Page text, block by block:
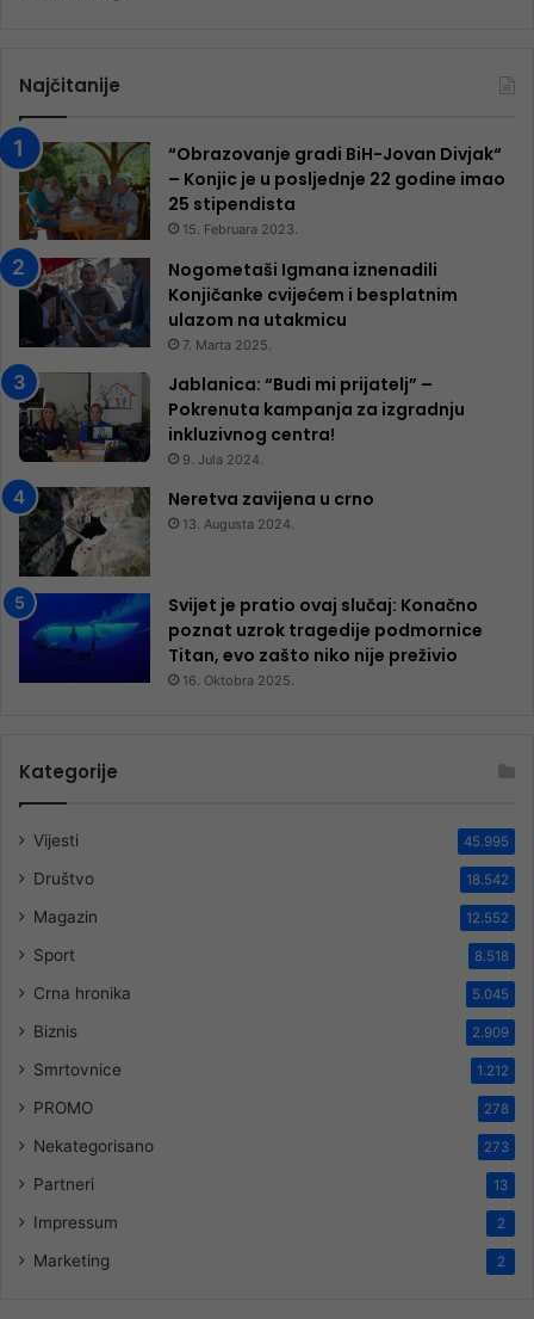
Najčitanije
“Obrazovanje gradi BiH-Jovan Divjak“
– Konjic je u posljednje 22 godine imao
25 ​​stipendista
15. Februara 2023.
Nogometaši Igmana iznenadili
Konjičanke cvijećem i besplatnim
ulazom na utakmicu
7. Marta 2025.
Jablanica: “Budi mi prijatelj” –
Pokrenuta kampanja za izgradnju
inkluzivnog centra!
9. Jula 2024.
Neretva zavijena u crno
13. Augusta 2024.
Svijet je pratio ovaj slučaj: Konačno
poznat uzrok tragedije podmornice
Titan, evo zašto niko nije preživio
16. Oktobra 2025.
Kategorije
Vijesti 45.995
Društvo 18.542
Magazin 12.552
Sport 8.518
Crna hronika 5.045
Biznis 2.909
Smrtovnice 1.212
PROMO 278
Nekategorisano 273
Partneri 13
Impressum 2
Marketing 2